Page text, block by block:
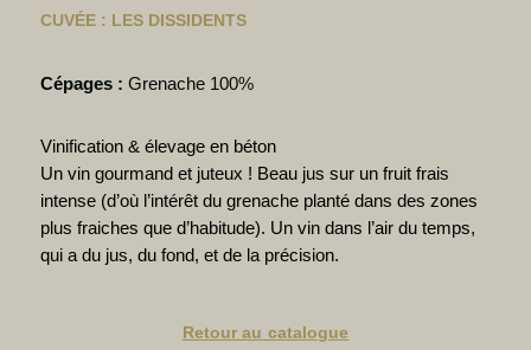
CUVÉE : LES DISSIDENTS
Cépages : Grenache 100%
Vinification & élevage en béton
Un vin gourmand et juteux ! Beau jus sur un fruit frais
intense (d’où l’intérêt du grenache planté dans des zones
plus fraiches que d’habitude). Un vin dans l’air du temps,
qui a du jus, du fond, et de la précision.
Retour au catalogue